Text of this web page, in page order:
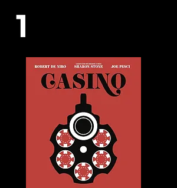
1